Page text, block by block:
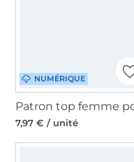
NUMÉRIQUE
7,97 € / unité